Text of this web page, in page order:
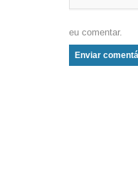
eu comentar.